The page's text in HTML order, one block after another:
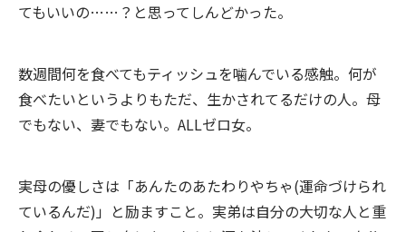
てもいいの……？と思ってしんどかった。
数週間何を食べてもティッシュを噛んでいる感触。何が
食べたいというよりもただ、生かされてるだけの人。母
でもない、妻でもない。ALLゼロ女。
実母の優しさは「あんたのあたわりやちゃ(運命づけられ
ているんだ)」と励ますこと。実弟は自分の大切な人と重